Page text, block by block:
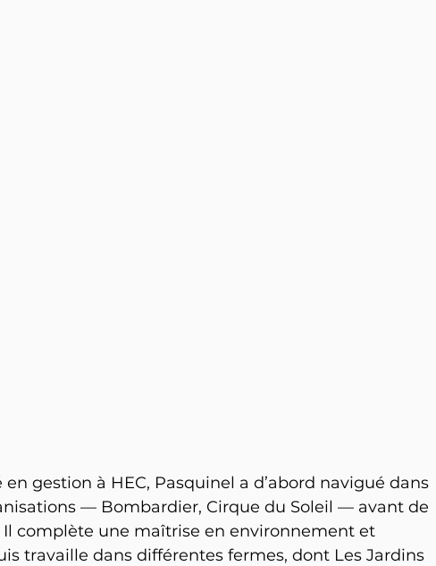
en gestion à HEC, Pasquinel a d’abord navigué dans
— Bombardier, Cirque du Soleil — avant de
Il complète une maîtrise en environnement et
travaille dans différentes fermes, dont Les Jardins